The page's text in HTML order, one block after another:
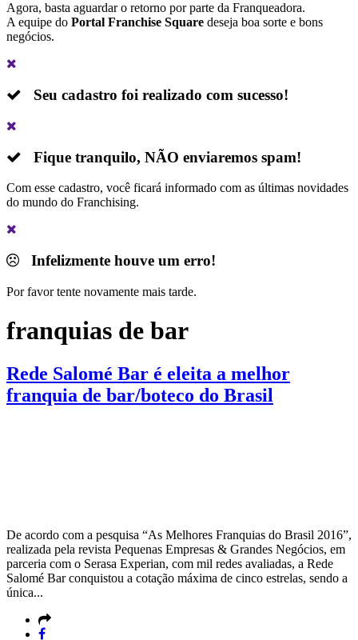
Agora, basta aguardar o retorno por parte da Franqueadora.
A equipe do Portal Franchise Square deseja boa sorte e bons
negócios.
Seu cadastro foi realizado com sucesso!
Fique tranquilo, NÃO enviaremos spam!
Com esse cadastro, você ficará informado com as últimas novidades
do mundo do Franchising.
Infelizmente houve um erro!
Por favor tente novamente mais tarde.
franquias de bar
Rede Salomé Bar é eleita a melhor
franquia de bar/boteco do Brasil
De acordo com a pesquisa “As Melhores Franquias do Brasil 2016”,
realizada pela revista Pequenas Empresas & Grandes Negócios, em
parceria com o Serasa Experian, com mil redes avaliadas, a Rede
Salomé Bar conquistou a cotação máxima de cinco estrelas, sendo a
única...